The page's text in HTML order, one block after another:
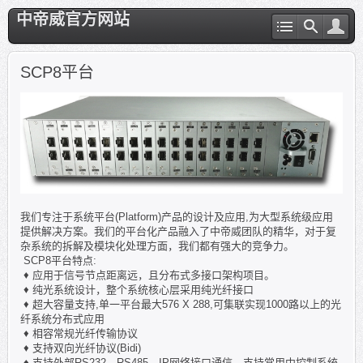
中帝威官方网站
SCP8平台
我们专注于系统平台(Platform)产品的设计及应用,为大型系统级应用
提供解决方案。我们的平台化产品融入了中帝威团队的精华，对于复
杂系统的拆解及模块化处理方面，我们都有强大的竞争力。
SCP8平台特点:
♦ 应用于信号节点距离远，且分布式多接口架构项目。
♦ 纯光系统设计，整个系统核心层采用纯光纤接口
♦ 超大容量支持,单一平台最大576 X 288,可集联实现1000路以上的光
纤系统分布式应用
♦ 相容常规光纤传输协议
♦ 支持双向光纤协议(Bidi)